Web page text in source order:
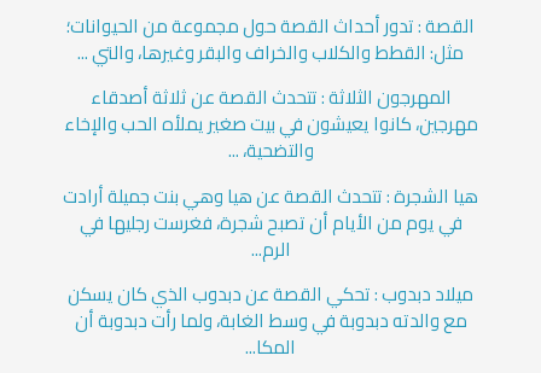
القصة : تدور أحداث القصة حول مجموعة من الحيوانات؛
مثل: القطط والكلاب والخراف والبقر وغيرها، والتي ...
المهرجون الثلاثة : تتحدث القصة عن ثلاثة أصدقاء
مهرجين، كانوا يعيشون في بيت صغير يملأه الحب والإخاء
والتضحية، ...
هيا الشجرة : تتحدث القصة عن هيا وهي بنت جميلة أرادت
في يوم من الأيام أن تصبح شجرة، فغرست رجليها في
الرم...
ميلاد دبدوب : تحكي القصة عن دبدوب الذي كان يسكن
مع والدته دبدوبة في وسط الغابة، ولما رأت دبدوبة أن
المكا...